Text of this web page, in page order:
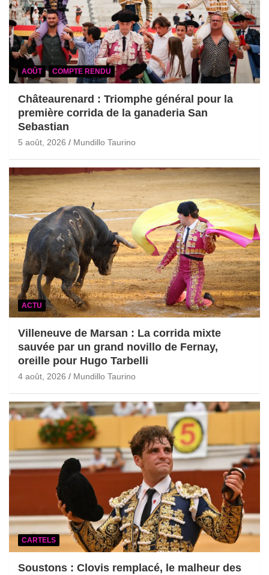
AOÛT COMPTE RENDU
Châteaurenard : Triomphe général pour la
première corrida de la ganaderia San
Sebastian
5 août, 2026 Mundillo Taurino
ACTU
Villeneuve de Marsan : La corrida mixte
sauvée par un grand novillo de Fernay,
oreille pour Hugo Tarbelli
4 août, 2026 Mundillo Taurino
CARTELS
Soustons : Clovis remplacé, le malheur des